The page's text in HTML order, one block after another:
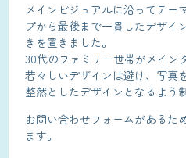
メインビジュアルに沿ってテー
プから最後まで一貫したデザイ
きを置きました。
30代のファミリー世帯がメイン
若々しいデザインは避け、写真
整然としたデザインとなるよう
お問い合わせフォームがあるた
ます。